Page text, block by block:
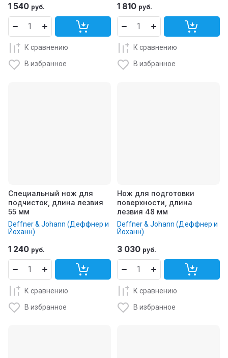
1 540 руб.
К сравнению
В избранное
1 810 руб.
К сравнению
В избранное
Специальный нож для
подчисток, длина лезвия
55 мм
Deffner & Johann (Деффнер и
Йоханн)
1 240 руб.
К сравнению
В избранное
Нож для подготовки
поверхности, длина
лезвия 48 мм
Deffner & Johann (Деффнер и
Йоханн)
3 030 руб.
К сравнению
В избранное